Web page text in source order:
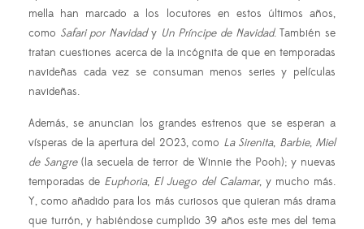
mella han marcado a los locutores en estos últimos años,
como Safari por Navidady Un Príncipe de Navidad. También se
tratan cuestiones acerca de la incógnita de que en temporadas
navideñas cada vez se consuman menos series y películas
navideñas.
Además, se anuncian los grandes estrenos que se esperan a
vísperas de la apertura del 2023, como La Sirenita, Barbie, Miel
de Sangre(la secuela de terror de Winnie the Pooh); y nuevas
temporadas de Euphoria, El Juego del Calamar, y mucho más.
Y, como añadido para los más curiosos que quieran más drama
que turrón, y habiéndose cumplido 39 años este mes del tema